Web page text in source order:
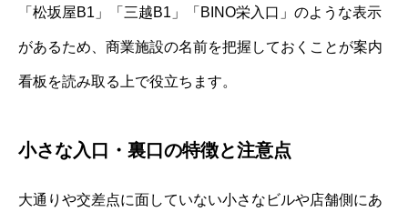
「松坂屋B1」「三越B1」「BINO栄入口」のような表示
があるため、商業施設の名前を把握しておくことが案内
看板を読み取る上で役立ちます。
小さな入口・裏口の特徴と注意点
大通りや交差点に面していない小さなビルや店舗側にあ